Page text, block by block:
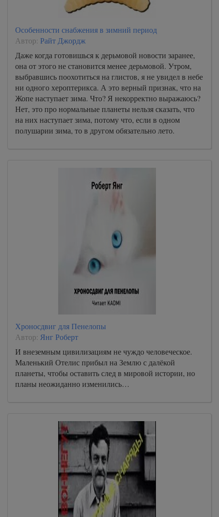
Особенности снабжения в зимний период
Автор: Райт Джордж
Даже когда готовишься к дерьмовой новости заранее,
она от этого не становится менее дерьмовой. Утром,
выбравшись поохотиться на глистов, я не увидел в небе
ни одного хероптерикса. А это верный признак, что на
Жопе наступает зима. Что? Я некорректно выражаюсь?
Нет, это про нормальные планеты нельзя сказать, что
на них наступает зима, потому что, если в одном
полушарии зима, то в другом обязательно лето.
Хроносдвиг для Пенелопы
Автор: Янг Роберт
И внеземным цивилизациям не чуждо человеческое.
Маленький Отелис прибыл на Землю с далёкой
планеты, чтобы оставить след в мировой истории, но
планы неожиданно изменились…